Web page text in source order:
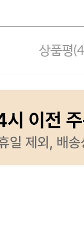
상품평(4